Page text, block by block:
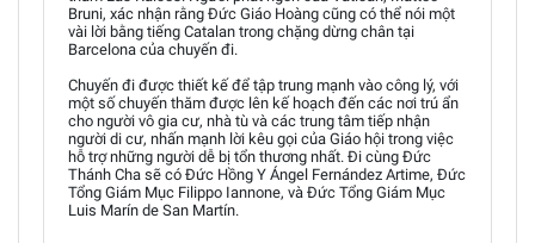
Bruni, xác nhận rằng Đức Giáo Hoàng cũng có thể nói một
vài lời bằng tiếng Catalan trong chặng dừng chân tại
Barcelona của chuyến đi.
Chuyến đi được thiết kế để tập trung mạnh vào công lý, với
một số chuyến thăm được lên kế hoạch đến các nơi trú ẩn
cho người vô gia cư, nhà tù và các trung tâm tiếp nhận
người di cư, nhấn mạnh lời kêu gọi của Giáo hội trong việc
hỗ trợ những người dễ bị tổn thương nhất. Đi cùng Đức
Thánh Cha sẽ có Đức Hồng Y Ángel Fernández Artime, Đức
Tổng Giám Mục Filippo Iannone, và Đức Tổng Giám Mục
Luis Marín de San Martín.